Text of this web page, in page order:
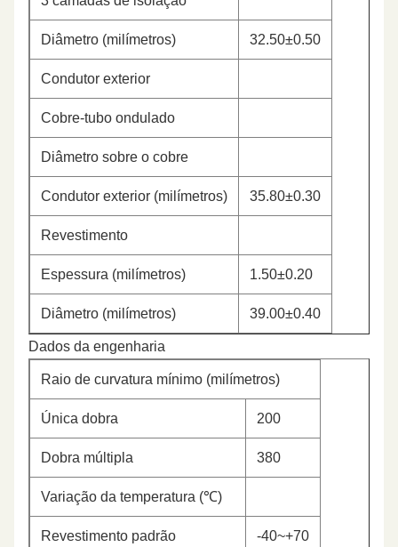
Diâmetro (milímetros) 32.50±0.50
Condutor exterior
Cobre-tubo ondulado
Diâmetro sobre o cobre
Condutor exterior (milímetros) 35.80±0.30
Revestimento
Espessura (milímetros) 1.50±0.20
Diâmetro (milímetros) 39.00±0.40
Dados da engenharia
Raio de curvatura mínimo (milímetros)
Única dobra 200
Dobra múltipla 380
Variação da temperatura (℃)
Revestimento padrão -40~+70